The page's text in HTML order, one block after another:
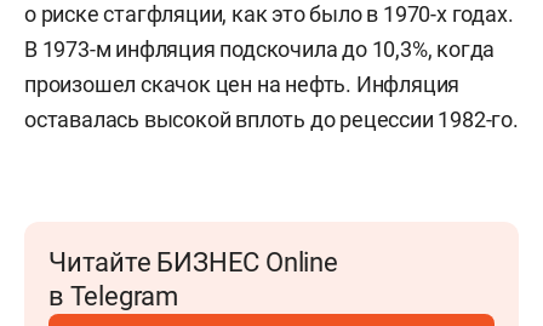
о риске стагфляции, как это было в 1970-х годах.
В 1973-м инфляция подскочила до 10,3%, когда
произошел скачок цен на нефть. Инфляция
оставалась высокой вплоть до рецессии 1982-го.
Читайте БИЗНЕС Online
в Telegram